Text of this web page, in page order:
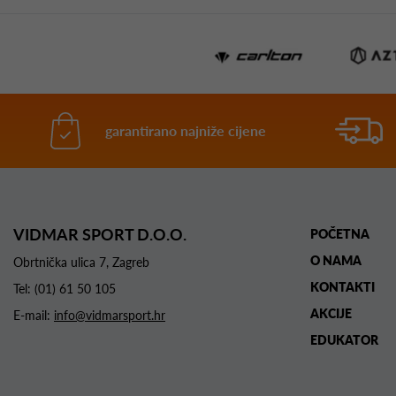
garantirano najniže cijene
VIDMAR SPORT D.O.O.
Obrtnička ulica 7, Zagreb
Tel: (01) 61 50 105
E-mail: info@vidmarsport.hr
POČETNA
O NAMA
KONTAKTI
AKCIJE
EDUKATOR